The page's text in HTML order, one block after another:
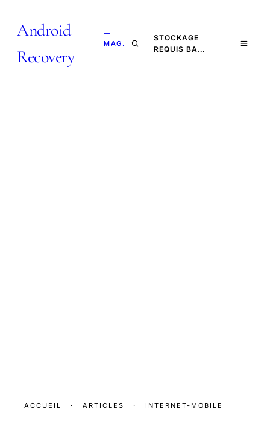
Android
Recovery
—
MAG.
STOCKAGE
REQUIS BA…
ACCUEIL · ARTICLES · INTERNET-MOBILE